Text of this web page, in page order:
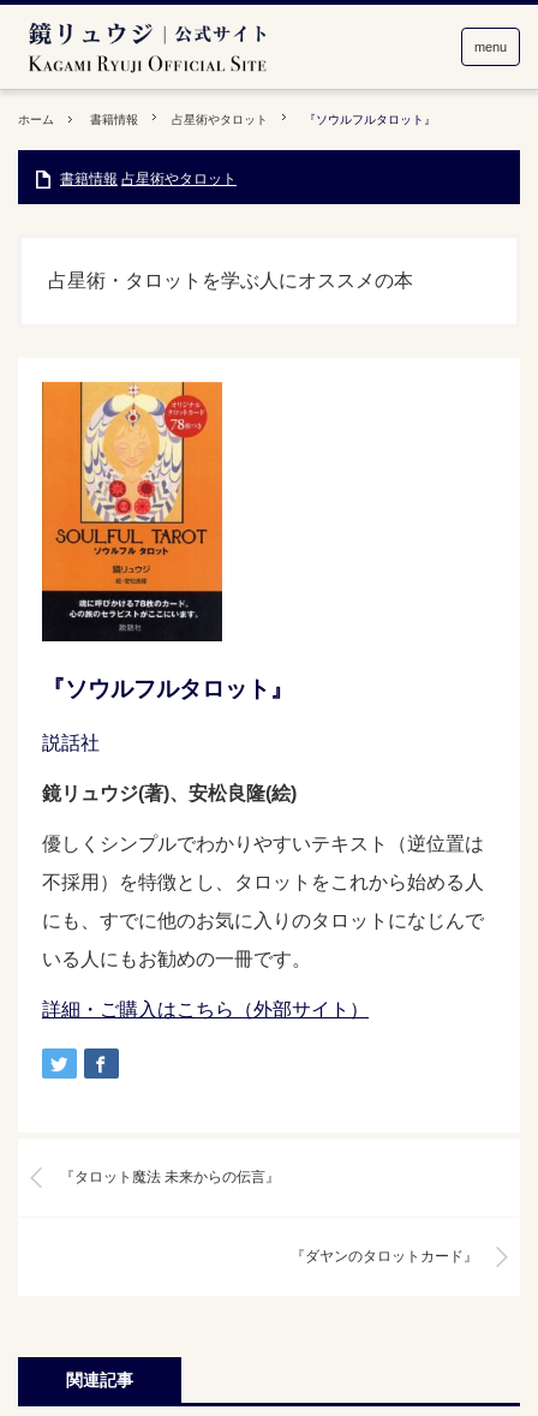
menu
ホーム 書籍情報 占星術やタロット 『ソウルフルタロット』
書籍情報 占星術やタロット
占星術・タロットを学ぶ人にオススメの本
『ソウルフルタロット』
説話社
鏡リュウジ(著)、安松良隆(絵)
優しくシンプルでわかりやすいテキスト（逆位置は
不採用）を特徴とし、タロットをこれから始める人
にも、すでに他のお気に入りのタロットになじんで
いる人にもお勧めの一冊です。
詳細・ご購入はこちら（外部サイト）
『タロット魔法 未来からの伝言』
『ダヤンのタロットカード』
関連記事